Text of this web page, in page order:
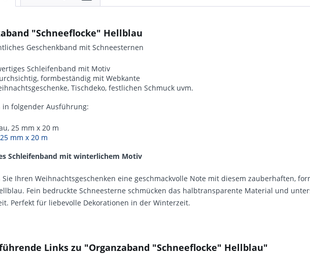
"Schneeflocke" Hellblau
Geschenkband mit Schneesternen
Schleifenband mit Motiv
formbeständig mit Webkante
Tischdeko, festlichen Schmuck uvm.
in folgender Ausführung:
25 mm x 20 m
mm x 20 m
Schleifenband mit winterlichem Motiv
Sie Ihren Weihnachtsgeschenken eine geschmackvolle Note mit diesem zauberhaften,
Fein bedruckte Schneesterne schmücken das halbtransparente Material und
Perfekt für liebevolle Dekorationen in der Winterzeit.
Links zu "Organzaband "Schneeflocke" Hellblau"